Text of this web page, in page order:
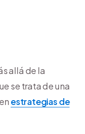
allá de la
se trata de una
estrategias de